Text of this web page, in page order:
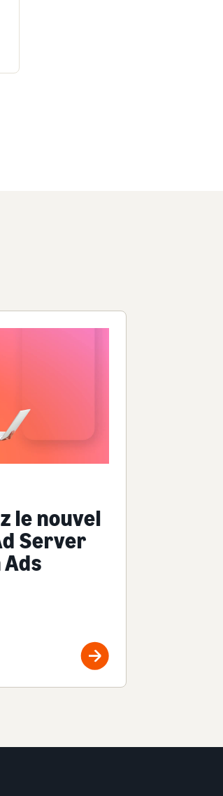
le nouvel
Server